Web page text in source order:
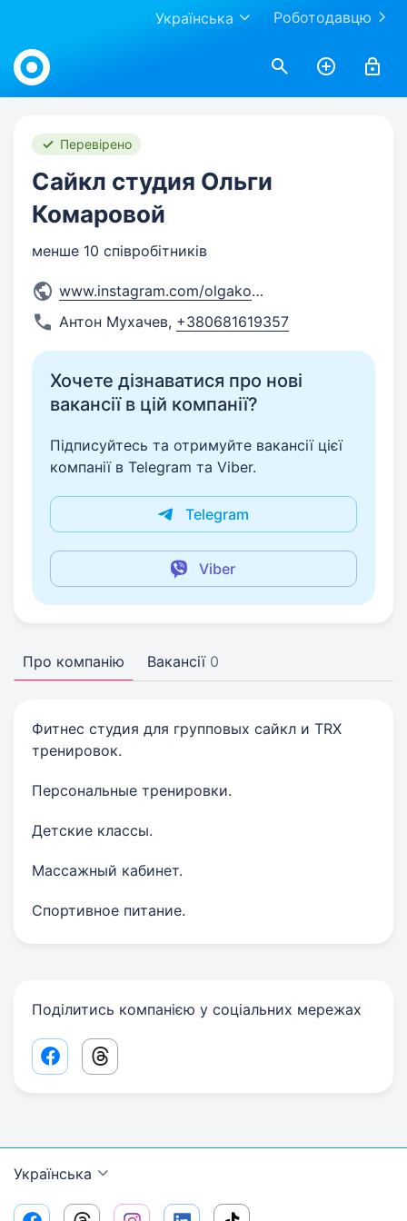
Роботодавцю
Українська
Work.ua
Перевірено
Сайкл студия Ольги
Комаровой
менше 10 співробітників
www.instagram.com/olgakomaro
Антон Мухачев, +380681619357
Хочете дізнаватися про нові
вакансії в цій компанії?
Підписуйтесь та отримуйте вакансії цієї
компанії в Telegram та Viber.
Telegram
Viber
Про компанію Вакансії 0
Фитнес студия для групповых сайкл и TRX
тренировок.
Персональные тренировки.
Детские классы.
Массажный кабинет.
Спортивное питание.
Поділитись компанією у соціальних мережах
Facebook share link
Threads share link
Українська